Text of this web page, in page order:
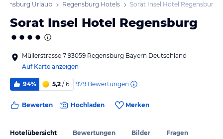
Urlaub Regensburg Hotels Sorat Insel Hotel Regensburg
Sorat Insel Hotel Regensburg
Müllerstrasse 7 93059 Regensburg Bayern Deutschland
Auf Karte anzeigen
94% 5,2 / 6 979 Bewertungen
Bewerten Hochladen Merken
Hotelübersicht Bewertungen Bilder Fragen